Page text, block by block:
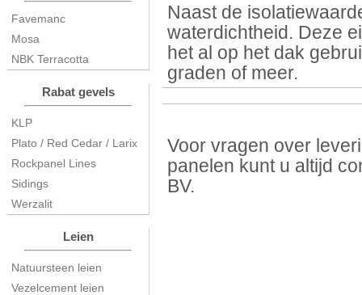
Favemanc
Mosa
NBK Terracotta
Rabat gevels
KLP
Plato / Red Cedar / Larix
Rockpanel Lines
Sidings
Werzalit
Leien
Natuursteen leien
Vezelcement leien
Naast de
waterdichtheid. Deze
het al op het dak
graden of meer.
Voor vragen over
panelen kunt u altijd
BV.